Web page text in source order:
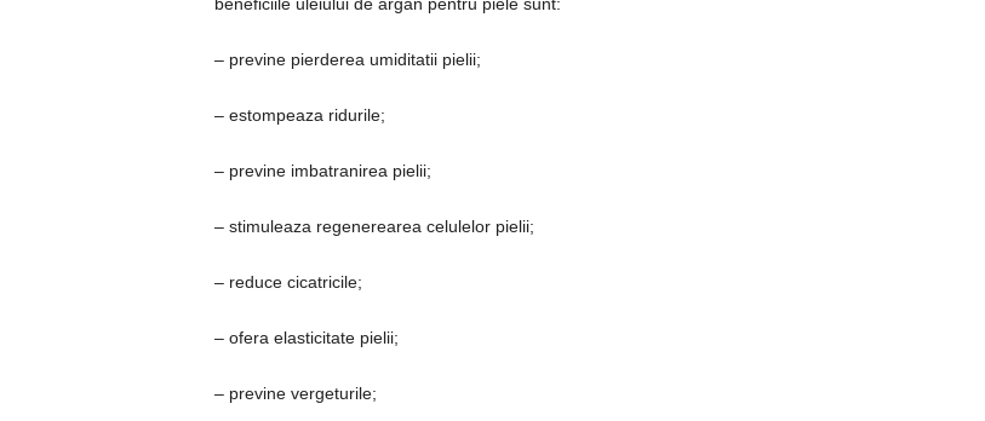
– previne pierderea umiditatii pielii;
– estompeaza ridurile;
– previne imbatranirea pielii;
– stimuleaza regenerearea celulelor pielii;
– reduce cicatricile;
– ofera elasticitate pielii;
– previne vergeturile;